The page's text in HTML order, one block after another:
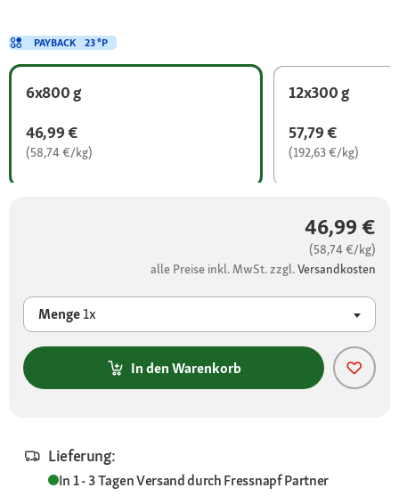
6x800 g
46,99 €
(58,74 €/kg)
12x300 g
57,79 €
(192,63 €/kg)
46,99 €
(58,74 €/kg)
alle Preise inkl. MwSt. zzgl.Versandkosten
Menge1x
In den Warenkorb
Lieferung:
In 1 - 3 TagenVersand durchFressnapf Partner
PAYBACK 23 °P